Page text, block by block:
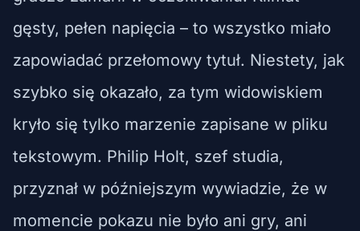
gęsty, pełen napięcia – to wszystko miało
zapowiadać przełomowy tytuł. Niestety, jak
szybko się okazało, za tym widowiskiem
kryło się tylko marzenie zapisane w pliku
tekstowym. Philip Holt, szef studia,
przyznał w późniejszym wywiadzie, że w
momencie pokazu nie było ani gry, ani